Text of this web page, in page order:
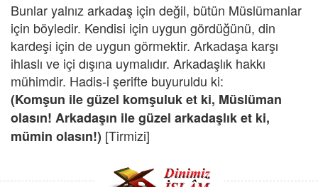
Bunlar yalnız arkadaş için değil, bütün Müslümanlar
için böyledir. Kendisi için uygun gördüğünü, din
kardeşi için de uygun görmektir. Arkadaşa karşı
ihlaslı ve içi dışına uymalıdır. Arkadaşlık hakkı
mühimdir. Hadis-i şerifte buyuruldu ki:
(Komşun ile güzel komşuluk et ki, Müslüman
olasın! Arkadaşın ile güzel arkadaşlık et ki,
mümin olasın!) [Tirmizi]